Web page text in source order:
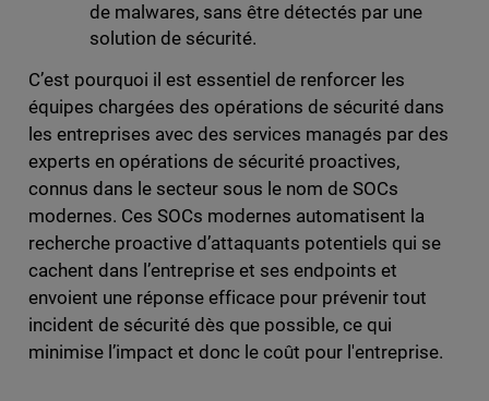
de malwares, sans être détectés par une
solution de sécurité.
C’est pourquoi il est essentiel de renforcer les
équipes chargées des opérations de sécurité dans
les entreprises avec des services managés par des
experts en opérations de sécurité proactives,
connus dans le secteur sous le nom de SOCs
modernes. Ces SOCs modernes automatisent la
recherche proactive d’attaquants potentiels qui se
cachent dans l’entreprise et ses endpoints et
envoient une réponse efficace pour prévenir tout
incident de sécurité dès que possible, ce qui
minimise l’impact et donc le coût pour l'entreprise.